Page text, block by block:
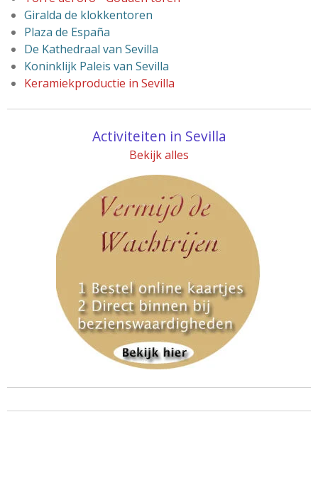
Giralda de klokkentoren
Plaza de España
De Kathedraal van Sevilla
Koninklijk Paleis van Sevilla
Keramiekproductie in Sevilla
Activiteiten in Sevilla
Bekijk alles